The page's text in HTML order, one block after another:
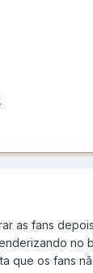
as fans
no
que os fans